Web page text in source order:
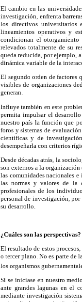
El cambio en las
investigación, enfrenta
los directivos universitarios
lineamientos operativos y
condicionan el otorgamiento
relevados totalmente de su
queda reducida, por ejemplo,
dinámica variable de la
El segundo orden de factores
visibles de organizaciones
generan.
Influye también en este
permita impulsar el
nuestro país la función que
foros y sistemas de
científicas y de
desempeñarla con criterios
Desde décadas atrás, la
son externos a la
las comunidades nacionales
las normas y valores de la
profesionales de los
personal de investigación, por
su desarrollo.
¿Cuáles son las perspectivas?
El resultado de estos
o tercer plano. No es parte de
los organismos
Si se iniciase en nuestro
ante grandes lagunas en el
mediante investigación